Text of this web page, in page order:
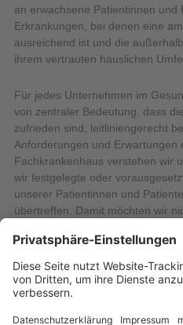
an erwachsene Patientinnen und
Erkrankungen, bei denen eine
ausreichend ist und die
ihrem vertrauten häuslichen
Für jedes Unternehmen im
von zentraler Bedeutung, dass
zufrieden sind, leitliniengerecht
Anforderungen und Erwartungen
Fachkrankenhaus verstehen wir
wir festgelegte oder
unserer Patientinnen und
übertreffen. Damit möchten wir
behandeln, sondern auch
Patientinnen und Patienten als
21.04.2023